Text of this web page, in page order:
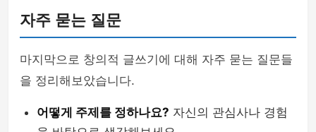
자주 묻는 질문
마지막으로 창의적 글쓰기에 대해 자주 묻는 질문들
을 정리해보았습니다.
어떻게 주제를 정하나요? 자신의 관심사나 경험